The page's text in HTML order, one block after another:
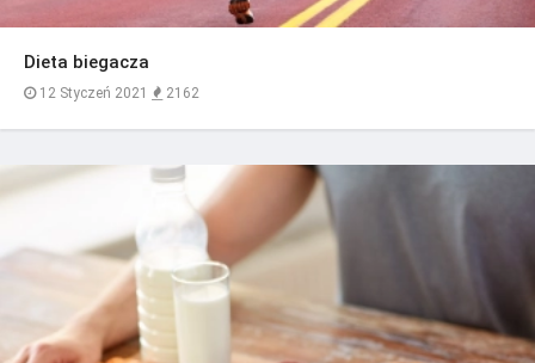
Dieta biegacza
12 Styczeń 2021 2162